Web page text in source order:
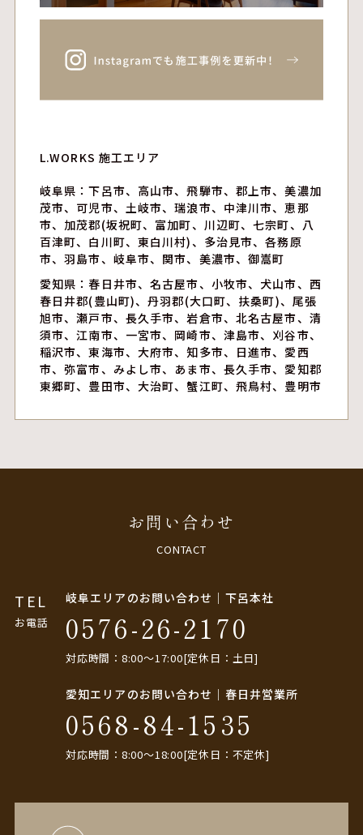
L.WORKS 施工エリア
岐阜県：下呂市、高山市、飛騨市、郡上市、美濃加
茂市、可児市、土岐市、瑞浪市、中津川市、恵那
市、加茂郡(坂祝町、富加町、川辺町、七宗町、八
百津町、白川町、東白川村)、多治見市、各務原
市、羽島市、岐阜市、関市、美濃市、御嵩町
愛知県：春日井市、名古屋市、小牧市、犬山市、西
春日井郡(豊山町)、丹羽郡(大口町、扶桑町)、尾張
旭市、瀬戸市、長久手市、岩倉市、北名古屋市、清
須市、江南市、一宮市、岡崎市、津島市、刈谷市、
稲沢市、東海市、大府市、知多市、日進市、愛西
市、弥富市、みよし市、あま市、長久手市、愛知郡
東郷町、豊田市、大治町、蟹江町、飛鳥村、豊明市
お問い合わせ
CONTACT
TEL
お電話
岐阜エリアのお問い合わせ｜下呂本社
0576-26-2170
対応時間：8:00〜17:00[定休日：土日]
愛知エリアのお問い合わせ｜春日井営業所
0568-84-1535
対応時間：8:00〜18:00[定休日：不定休]